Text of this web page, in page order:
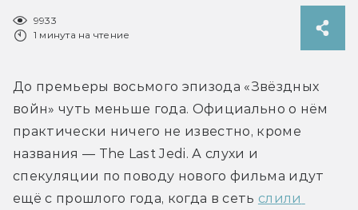
9933
1 минута на чтение
До премьеры восьмого эпизода «Звёздных
войн» чуть меньше года. Официально о нём
практически ничего не известно, кроме
названия — The Last Jedi. А слухи и
спекуляции по поводу нового фильма идут
ещё с прошлого года, когда в сеть слили